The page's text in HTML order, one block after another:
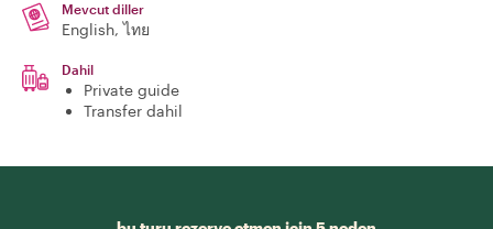
Mevcut diller
English, ไทย
Dahil
Private guide
Transfer dahil